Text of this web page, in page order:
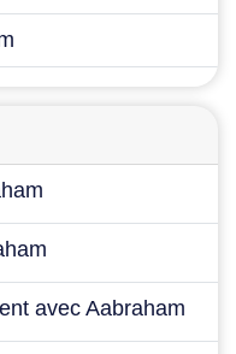
avec Aabraham